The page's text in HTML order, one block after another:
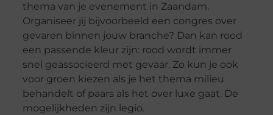
thema van je evenement in Zaandam.
Organiseer jij bijvoorbeeld een congres over
gevaren binnen jouw branche? Dan kan rood
een passende kleur zijn: rood wordt immer
snel geassocieerd met gevaar. Zo kun je ook
voor groen kiezen als je het thema milieu
behandelt of paars als het over luxe gaat. De
mogelijkheden zijn legio.